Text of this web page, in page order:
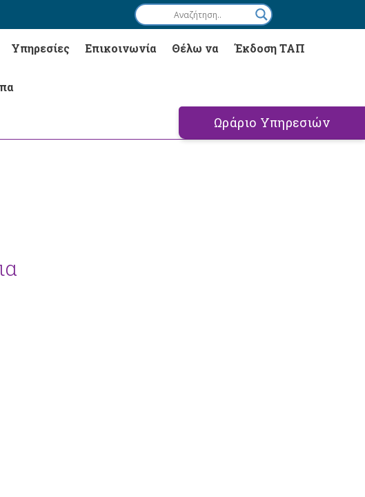
Υπηρεσίες Επικοινωνία Θέλω να Έκδοση ΤΑΠ
Ωράριο Υπηρεσιών